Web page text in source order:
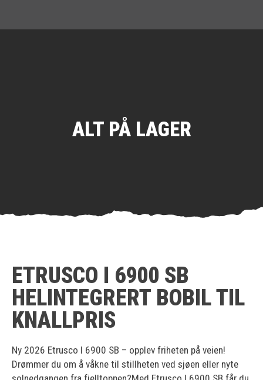
ALT PÅ LAGER
ETRUSCO I 6900 SB
HELINTEGRERT BOBIL TIL
KNALLPRIS
Ny 2026 Etrusco I 6900 SB – opplev friheten på veien!
Drømmer du om å våkne til stillheten ved sjøen eller nyte